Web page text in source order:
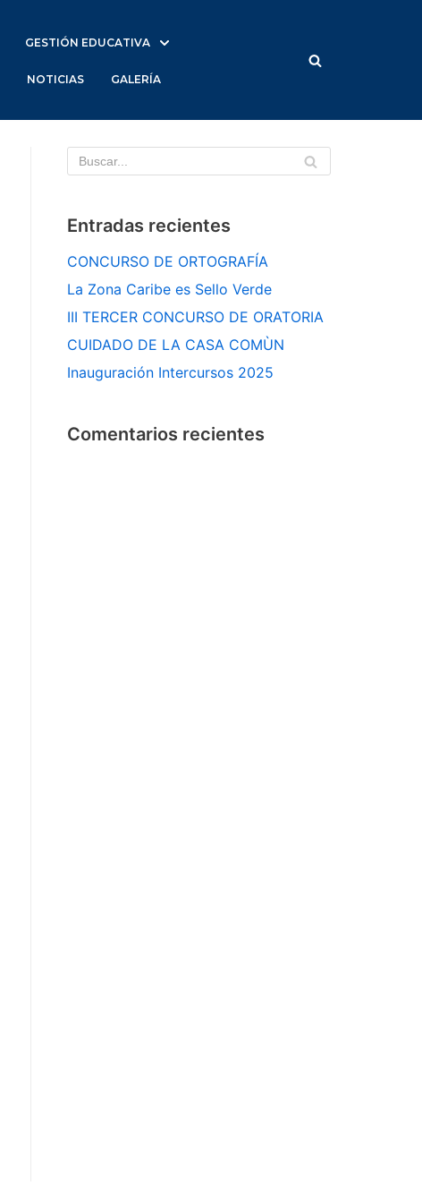
GESTIÓN EDUCATIVA
NOTICIAS GALERÍA
Entradas recientes
CONCURSO DE ORTOGRAFÍA
La Zona Caribe es Sello Verde
III TERCER CONCURSO DE ORATORIA
CUIDADO DE LA CASA COMÙN
Inauguración Intercursos 2025
Comentarios recientes